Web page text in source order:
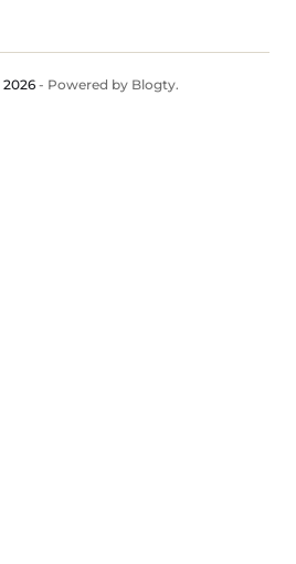
- Powered by Blogty.